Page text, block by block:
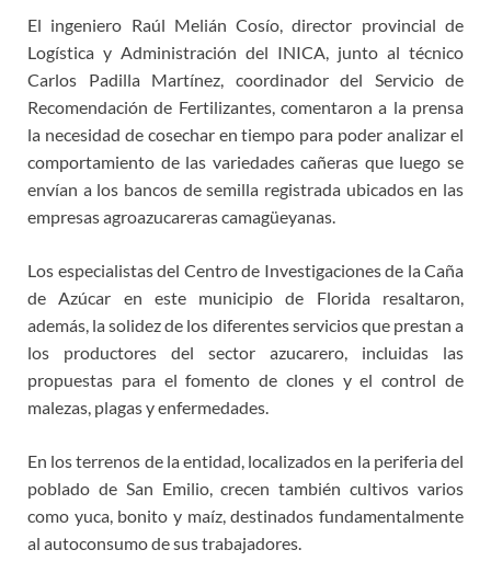
El ingeniero Raúl Melián Cosío, director provincial de
Logística y Administración del INICA, junto al técnico
Carlos Padilla Martínez, coordinador del Servicio de
Recomendación de Fertilizantes, comentaron a la prensa
la necesidad de cosechar en tiempo para poder analizar el
comportamiento de las variedades cañeras que luego se
envían a los bancos de semilla registrada ubicados en las
empresas agroazucareras camagüeyanas.
Los especialistas del Centro de Investigaciones de la Caña
de Azúcar en este municipio de Florida resaltaron,
además, la solidez de los diferentes servicios que prestan a
los productores del sector azucarero, incluidas las
propuestas para el fomento de clones y el control de
malezas, plagas y enfermedades.
En los terrenos de la entidad, localizados en la periferia del
poblado de San Emilio, crecen también cultivos varios
como yuca, bonito y maíz, destinados fundamentalmente
al autoconsumo de sus trabajadores.